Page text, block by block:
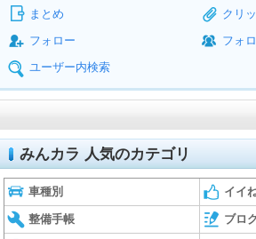
まとめ
クリ
フォロー
フォ
ユーザー内検索
みんカラ 人気のカテゴリ
車種別 イイ
整備手帳 ブロ